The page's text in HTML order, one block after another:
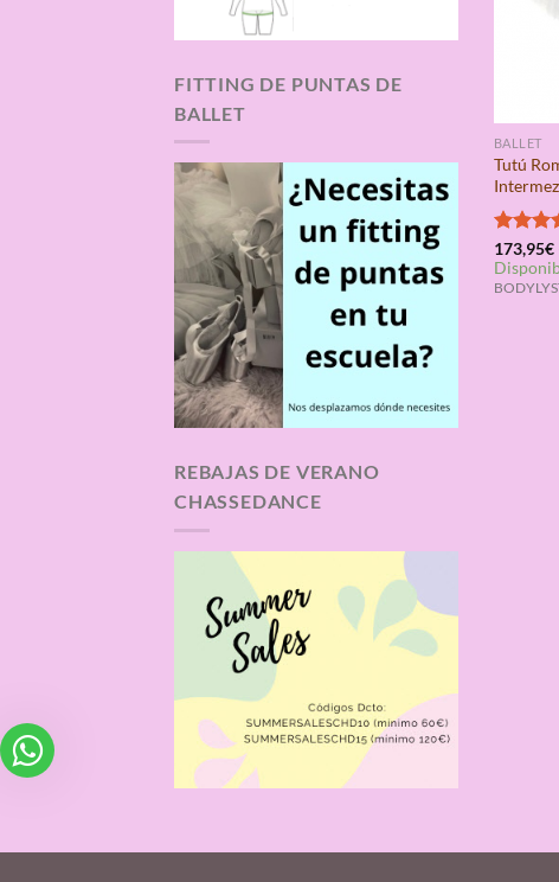
FITTING DE PUNTAS DE
BALLET
REBAJAS DE VERANO
CHASSEDANCE
BALLET
Tutú
con
de 5
173,95€